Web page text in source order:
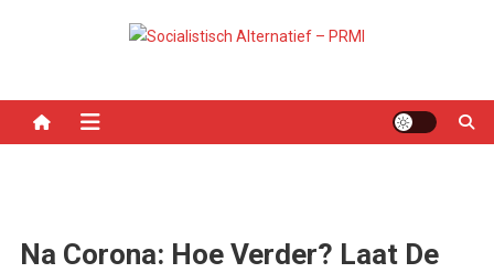
Na Corona: Hoe Verder? Laat De